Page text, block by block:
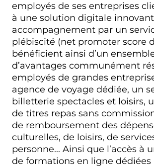
employés de ses entreprises
à une solution digitale
accompagnement par un
plébiscité (net promoter score
bénéficient ainsi d’un
d’avantages communément
employés de grandes
agence de voyage dédiée, un
billetterie spectacles et loisirs,
de titres repas sans
de remboursement des
culturelles, de loisirs, de
personne... Ainsi que l’accès à
de formations en ligne dédiées